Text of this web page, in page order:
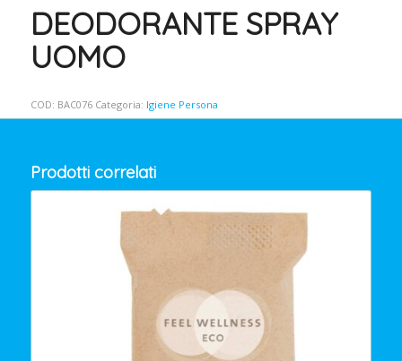
DEODORANTE SPRAY
UOMO
COD: BAC076 Categoria: Igiene Persona
Prodotti correlati